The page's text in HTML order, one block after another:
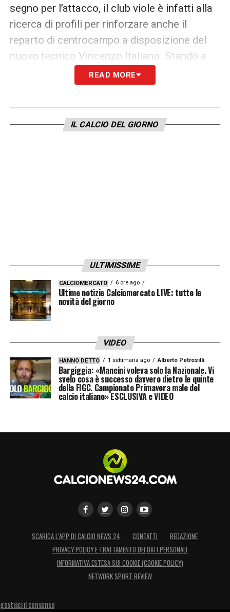
segno per l’attacco, il club viole è infatti alla
ricerca di profili per rinforzare anche il
reparto di centrocampo a disposizione del
nuovo tecnico Vincenzo Italiano. Stando a
quanto riportato dalCorriere dello Sport
ds Daniele Pradè avrebbe messo gli occhi su
del River Plate. Entrambi, però, hanno
un’elevata valutazione del cartellino, in
club francese, che sarebbe disposto a
versare 12 milioni nelle casse della
Fiorentina per rilevarne definitivamente il
cartellino.
LA PLAYLIST DELLE NOSTRE TOP NEWS
READ MORE
IL CALCIO DEL GIORNO
ULTIMISSIME
CALCIOMERCATO 6 ore ago
Ultime notizie Calciomercato LIVE: tutte le
novità del giorno
VIDEO
HANNO DETTO 1 settimana ago Alberto Petrosilli
Bargiggia: «Mancini voleva solo la Nazionale. Vi
svelo cosa è successo davvero dietro le quinte
della FIGC. Campionato Primavera male del
calcio italiano» ESCLUSIVA e VIDEO
SCARICA L’APP DI CALCIO NEWS 24 CONTATTI
REDAZIONE
PRIVACY POLICY E TRATTAMENTO DEI DATI PERSONALI
INFORMATIVA ESTESA SUI COOKIE (COOKIE POLICY)
NETWORK SPORT REVIEW
gestisci il consenso